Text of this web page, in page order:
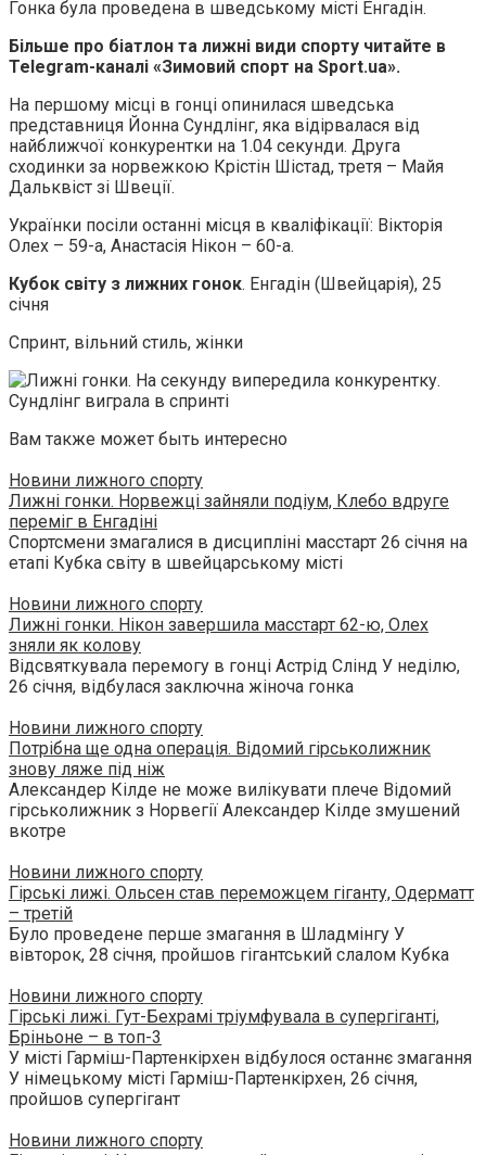
Гонка була проведена в шведському місті Енгадін.
Більше про біатлон та лижні види спорту читайте в
Telegram-каналі «Зимовий спорт на Sport.ua».
На першому місці в гонці опинилася шведська
представниця Йонна Сундлінг, яка відірвалася від
найближчої конкурентки на 1.04 секунди. Друга
сходинки за норвежкою Крістін Шістад, третя – Майя
Дальквіст зі Швеції.
Українки посіли останні місця в кваліфікації: Вікторія
Олех – 59-а, Анастасія Нікон – 60-а.
Кубок світу з лижних гонок. Енгадін (Швейцарія), 25
січня
Спринт, вільний стиль, жінки
Вам также может быть интересно
Новини лижного спорту
Лижні гонки. Норвежці зайняли подіум, Клебо вдруге
переміг в Енгадіні
Спортсмени змагалися в дисципліні масстарт 26 січня на
етапі Кубка світу в швейцарському місті
Новини лижного спорту
Лижні гонки. Нікон завершила масстарт 62-ю, Олех
зняли як колову
Відсвяткувала перемогу в гонці Астрід Слінд У неділю,
26 січня, відбулася заключна жіноча гонка
Новини лижного спорту
Потрібна ще одна операція. Відомий гірськолижник
знову ляже під ніж
Александер Кілде не може вилікувати плече Відомий
гірськолижник з Норвегії Александер Кілде змушений
вкотре
Новини лижного спорту
Гірські лижі. Ольсен став переможцем гіганту, Одерматт
– третій
Було проведене перше змагання в Шладмінгу У
вівторок, 28 січня, пройшов гігантський слалом Кубка
Новини лижного спорту
Гірські лижі. Гут-Бехрамі тріумфувала в супергіганті,
Бріньоне – в топ-3
У місті Гарміш-Партенкірхен відбулося останнє змагання
У німецькому місті Гарміш-Партенкірхен, 26 січня,
пройшов супергігант
Новини лижного спорту